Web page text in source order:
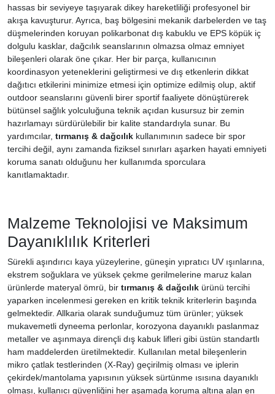
hassas bir seviyeye taşıyarak dikey hareketliliği profesyonel bir
akışa kavuşturur. Ayrıca, baş bölgesini mekanik darbelerden ve taş
düşmelerinden koruyan polikarbonat dış kabuklu ve EPS köpük iç
dolgulu kasklar, dağcılık seanslarının olmazsa olmaz emniyet
bileşenleri olarak öne çıkar. Her bir parça, kullanıcının
koordinasyon yeteneklerini geliştirmesi ve dış etkenlerin dikkat
dağıtıcı etkilerini minimize etmesi için optimize edilmiş olup, aktif
outdoor seanslarını güvenli birer sportif faaliyete dönüştürerek
bütünsel sağlık yolculuğuna teknik açıdan kusursuz bir zemin
hazırlamayı sürdürülebilir bir kalite standardıyla sunar. Bu
yardımcılar, tırmanış & dağcılık kullanımının sadece bir spor
tercihi değil, aynı zamanda fiziksel sınırları aşarken hayati emniyeti
koruma sanatı olduğunu her kullanımda sporculara
kanıtlamaktadır.
Malzeme Teknolojisi ve Maksimum
Dayanıklılık Kriterleri
Sürekli aşındırıcı kaya yüzeylerine, güneşin yıpratıcı UV ışınlarına,
ekstrem soğuklara ve yüksek çekme gerilmelerine maruz kalan
ürünlerde materyal ömrü, bir tırmanış & dağcılık ürünü tercihi
yaparken incelenmesi gereken en kritik teknik kriterlerin başında
gelmektedir. Allkaria olarak sunduğumuz tüm ürünler; yüksek
mukavemetli dyneema perlonlar, korozyona dayanıklı paslanmaz
metaller ve aşınmaya dirençli dış kabuk lifleri gibi üstün standartlı
ham maddelerden üretilmektedir. Kullanılan metal bileşenlerin
mikro çatlak testlerinden (X-Ray) geçirilmiş olması ve iplerin
çekirdek/mantolama yapısının yüksek sürtünme ısısına dayanıklı
olması, kullanıcı güvenliğini her aşamada koruma altına alan en